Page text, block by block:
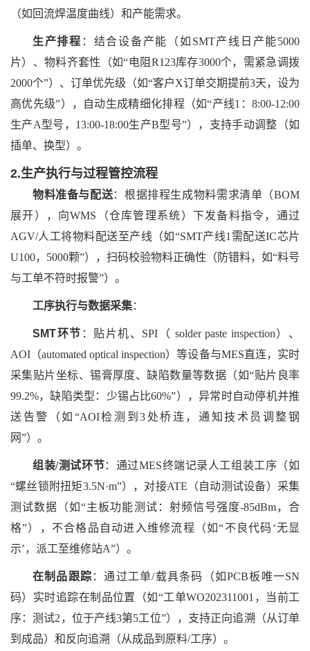
（如回流焊温度曲线）和产能需求。
生产排程 ：结合设备产能（如 SMT产线日产能5000
片）、物料齐套性（如“电阻R123库存3000个，需紧急调拨
2000个”）、订单优先级（如“客户X订单交期提前3天，设为
高优先级”），自动生成精细化排程（如“产线1：8:00-12:00
生产A型号，13:00-18:00生产B型号”），支持手动调整（如
插单、换型）。
2.生产执行与过程管控流程
物料准备与配送：根据排程生成物料需求清单（BOM
展开），向WMS（仓库管理系统）下发备料指令，通过
AGV/人工将物料配送至产线（如“SMT产线1需配送IC芯片
U100，5000颗”），扫码校验物料正确性（防错料，如“料号
与工单不符时报警”）。
工序执行与数据采集：
SMT环节 ：贴片机、 SPI（ solder paste inspection）、
AOI（automated optical inspection）等设备与MES直连，实时
采集贴片坐标、锡膏厚度、缺陷数量等数据（如“贴片良率
99.2%，缺陷类型：少锡占比60%”），异常时自动停机并推
送告警（如“AOI检测到3处桥连，通知技术员调整钢
网”）。
组装/测试环节：通过MES终端记录人工组装工序（如
“螺丝锁附扭矩3.5N·m”），对接ATE（自动测试设备）采集
测试数据（如“主板功能测试：射频信号强度-85dBm，合
格”），不合格品自动进入维修流程（如“不良代码‘无显
示’，派工至维修站A”）。
在制品跟踪 ：通过工单/载具条码（如PCB板唯一SN
码）实时追踪在制品位置（如“工单WO202311001，当前工
序：测试2，位于产线3第5工位”），支持正向追溯（从订单
到成品）和反向追溯（从成品到原料/工序）。